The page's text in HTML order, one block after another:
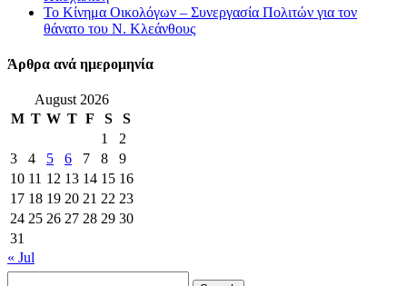
Το Κίνημα Οικολόγων – Συνεργασία Πολιτών για τον
θάνατο του Ν. Κλεάνθους
Άρθρα ανά ημερομηνία
August 2026
M T W T F S
S
1
2
3
4 5 6 7 8
9
10 11 12 13 14 15 16
17 18 19 20 21 22 23
24 25 26 27 28 29 30
31
« Jul